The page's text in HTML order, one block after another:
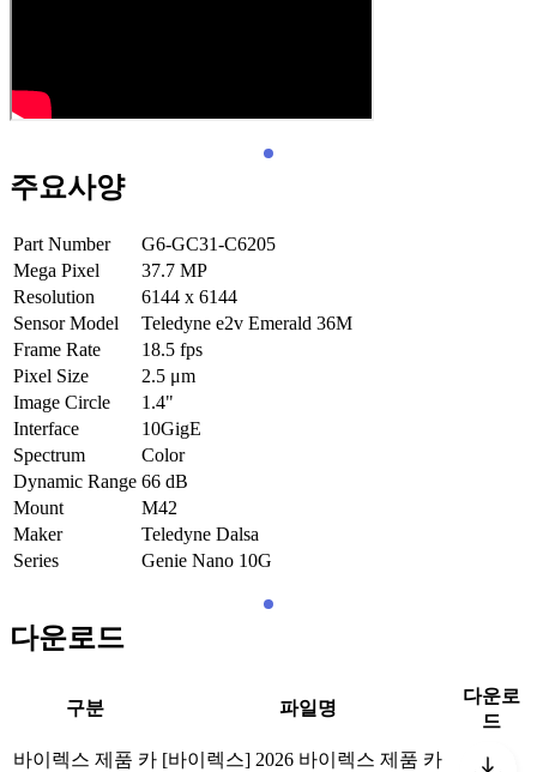
주요사양
Part Number
G6-GC31-C6205
Mega Pixel
37.7 MP
Resolution
6144 x 6144
Sensor Model
Teledyne e2v Emerald 36M
Frame Rate
18.5 fps
Pixel Size
2.5 μm
Image Circle
1.4"
Interface
10GigE
Spectrum
Color
Dynamic Range 66 dB
Mount
M42
Maker
Teledyne Dalsa
Series
Genie Nano 10G
다운로드
구분 파일명
다운로
드
바이렉스 제품 카 [바이렉스] 2026 바이렉스 제품 카